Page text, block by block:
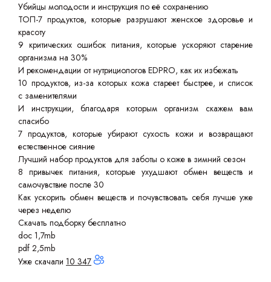
Убийцы молодости и инструкция по её сохранению
ТОП-7 продуктов, которые разрушают женское здоровье и
красоту
9 критических ошибок питания, которые ускоряют старение
организма на 30%
И рекомендации от нутрициологов EDPRO, как их избежать
10 продуктов, из-за которых кожа стареет быстрее, и список
с заменителями
И инструкции, благодаря которым организм скажем вам
спасибо
7 продуктов, которые убирают сухость кожи и возвращают
естественное сияние
Лучший набор продуктов для заботы о коже в зимний сезон
8 привычек питания, которые ухудшают обмен веществ и
самочувствие после 30
Как ускорить обмен веществ и почувствовать себя лучше уже
через неделю
Скачать подборку бесплатно
doc 1,7mb
pdf 2,5mb
Уже скачали 10 347